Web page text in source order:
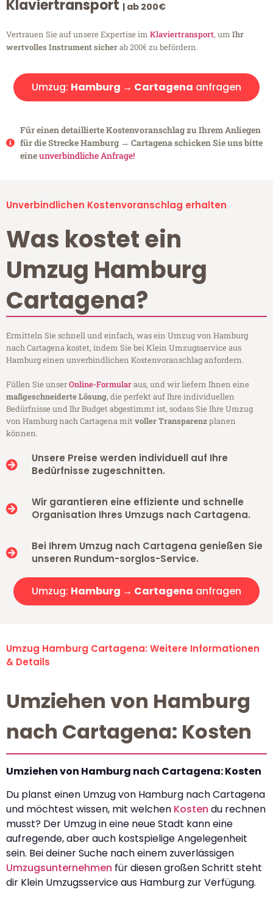
Klaviertransport | ab 200€
Vertrauen Sie auf unsere Expertise im Klaviertransport, um Ihr
wertvolles Instrument sicherab 200€ zu befördern.
Umzug: Hamburg → Cartagena anfragen
Für einen detaillierte Kostenvoranschlag zu Ihrem Anliegen
für die Strecke Hamburg → Cartagena schicken Sie uns bitte
eineunverbindliche Anfrage!
Unverbindlichen Kostenvoranschlag erhalten
Was kostet ein
Umzug Hamburg
Cartagena?
Ermitteln Sie schnell und einfach, was ein Umzug von Hamburg
nach Cartagena kostet, indem Sie bei Klein Umzugsservice aus
Hamburg einen unverbindlichen Kostenvoranschlag anfordern.
Füllen Sie unserOnline-Formularaus, und wir liefern Ihnen eine
maßgeschneiderte Lösung, die perfekt auf Ihre individuellen
Bedürfnisse und Ihr Budget abgestimmt ist, sodass Sie Ihre Umzug
von Hamburg nach Cartagena mitvoller Transparenzplanen
können.
Unsere Preise werden individuell auf Ihre
Bedürfnisse zugeschnitten.
Wir garantieren eine effiziente und schnelle
Organisation Ihres Umzugs nach Cartagena.
Bei Ihrem Umzug nach Cartagena genießen Sie
unseren Rundum-sorglos-Service.
Umzug: Hamburg → Cartagena anfragen
Umzug Hamburg Cartagena: Weitere Informationen
& Details
Umziehen von Hamburg
nach Cartagena: Kosten
Umziehen von Hamburg nach Cartagena: Kosten
Du planst einen Umzug von Hamburg nach Cartagena
und möchtest wissen, mit welchen Kosten du rechnen
musst? Der Umzug in eine neue Stadt kann eine
aufregende, aber auch kostspielige Angelegenheit
sein. Bei deiner Suche nach einem zuverlässigen
Umzugsunternehmen für diesen großen Schritt steht
dir Klein Umzugsservice aus Hamburg zur Verfügung.